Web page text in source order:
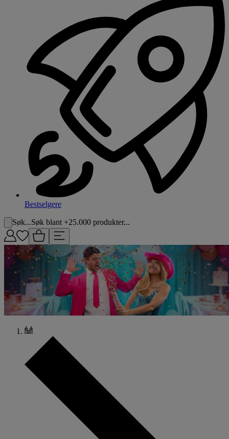
Bestselgere
Søk...Søk blant +25.000 produkter...